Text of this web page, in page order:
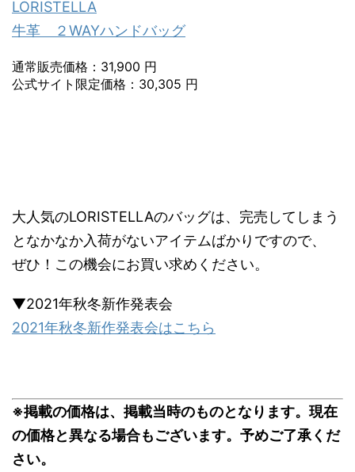
LORISTELLA
牛革 ２WAYハンドバッグ
通常販売価格：31,900 円
公式サイト限定価格：30,305 円
大人気のLORISTELLAのバッグは、完売してしまう
となかなか入荷がないアイテムばかりですので、
ぜひ！この機会にお買い求めください。
▼2021年秋冬新作発表会
2021年秋冬新作発表会はこちら
※掲載の価格は、掲載当時のものとなります。現在
の価格と異なる場合もございます。予めご了承くだ
さい。